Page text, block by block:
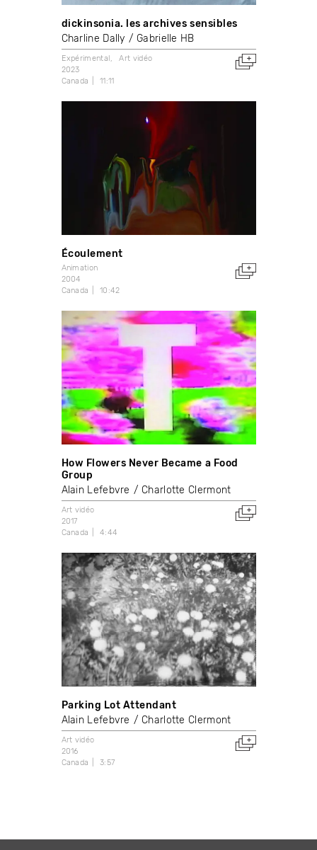
dickinsonia. les archives sensibles
Charline Dally
Gabrielle HB
Expérimental
Art vidéo
2023
Canada
11:11
Écoulement
Animation
2004
Canada
10:42
How Flowers Never Became a Food
Group
Alain Lefebvre
Charlotte Clermont
Art vidéo
2017
Canada
4:44
Parking Lot Attendant
Alain Lefebvre
Charlotte Clermont
Art vidéo
2016
Canada
3:57